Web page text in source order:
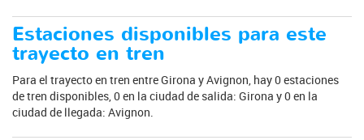
Estaciones disponibles para este
trayecto en tren
Para el trayecto en tren entre Girona y Avignon, hay 0 estaciones
de tren disponibles, 0 en la ciudad de salida: Girona y 0 en la
ciudad de llegada: Avignon.